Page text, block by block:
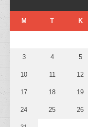
M T K
3 4 5
10 11 12
17 18 19
24 25 26